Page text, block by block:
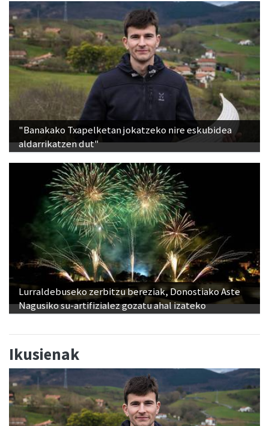
"Banakako Txapelketan jokatzeko nire eskubidea
aldarrikatzen dut"
Lurraldebuseko zerbitzu bereziak, Donostiako Aste
Nagusiko su-artifizialez gozatu ahal izateko
Ikusienak